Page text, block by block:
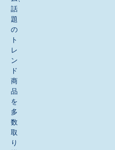
話
題
の
ト
レ
ン
ド
商
品
を
多
数
取
り